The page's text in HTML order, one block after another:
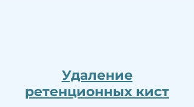
Удаление
ретенционных кист